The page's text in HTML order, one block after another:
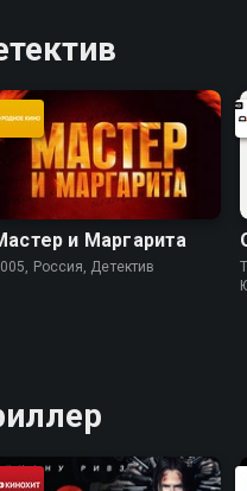
и Маргарита
Россия, Детектив